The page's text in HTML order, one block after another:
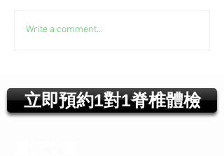
Write a comment...
立即預約1對1脊椎體檢